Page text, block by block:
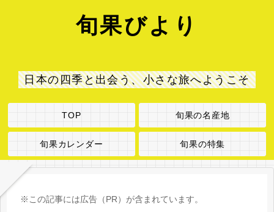
旬果びより
日本の四季と出会う、小さな旅へようこそ
TOP 旬果の名産地
旬果カレンダー 旬果の特集
※この記事には広告（PR）が含まれています。